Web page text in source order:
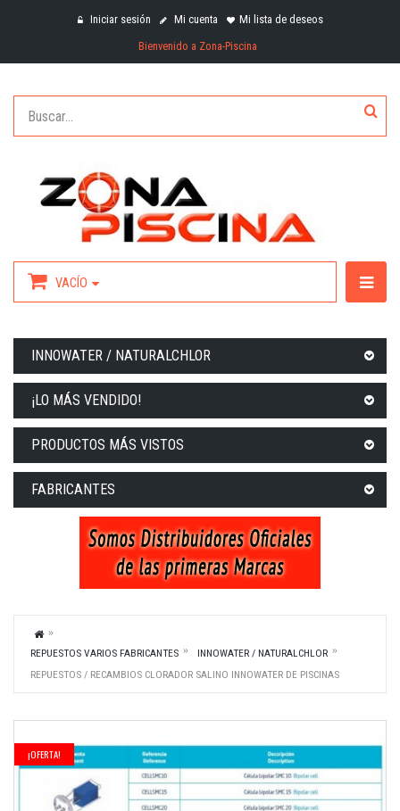
Iniciar sesión Mi cuenta
Mi lista de deseos
Bienvenido a Zona-Piscina
VACÍO
INNOWATER / NATURALCHLOR
¡LO MÁS VENDIDO!
PRODUCTOS MÁS VISTOS
FABRICANTES
REPUESTOS VARIOS FABRICANTES
INNOWATER / NATURALCHLOR
REPUESTOS / RECAMBIOS CLORADOR SALINO INNOWATER DE PISCINAS
¡OFERTA!